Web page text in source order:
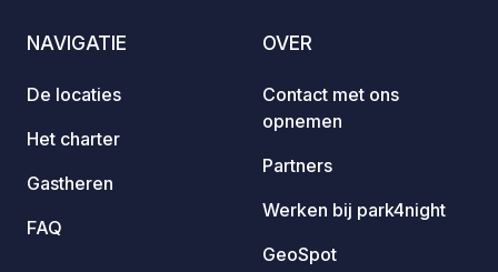
NAVIGATIE
De locaties
Het charter
Gastheren
FAQ
OVER
Contact met ons
opnemen
Partners
Werken bij park4night
GeoSpot